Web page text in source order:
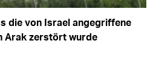
die von Israel angegriffene
Arak zerstört wurde